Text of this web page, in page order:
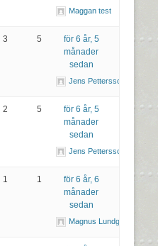
Maggan test
3 5
för 6 år, 5
månader
sedan
Jens Pettersson
2 5
för 6 år, 5
månader
sedan
Jens Pettersson
1 1
för 6 år, 6
månader
sedan
Magnus Lundgren